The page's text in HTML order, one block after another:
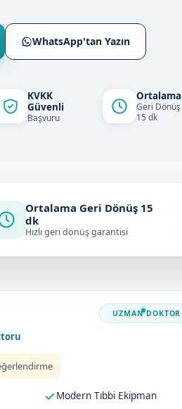
WhatsApp'tan Yazın
KVKK
Güvenli
Başvuru
Ortalama
Geri Dönüş
15 dk
Ortalama Geri Dönüş 15
dk
Hızlı geri dönüş garantisi
Modern Tıbbi Ekipman